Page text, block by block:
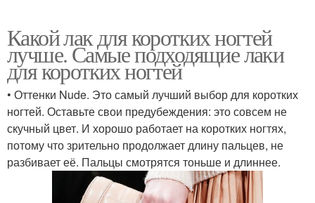
Какой лак для коротких ногтей
лучше. Самые подходящие лаки
для коротких ногтей
• Оттенки Nude. Это самый лучший выбор для коротких
ногтей. Оставьте свои предубеждения: это совсем не
скучный цвет. И хорошо работает на коротких ногтях,
потому что зрительно продолжает длину пальцев, не
разбивает её. Пальцы смотрятся тоньше и длиннее.